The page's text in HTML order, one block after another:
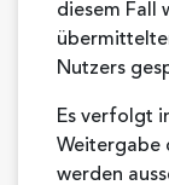
diesem Fall
Nutzers
Es verfolgt
Weitergabe
werden